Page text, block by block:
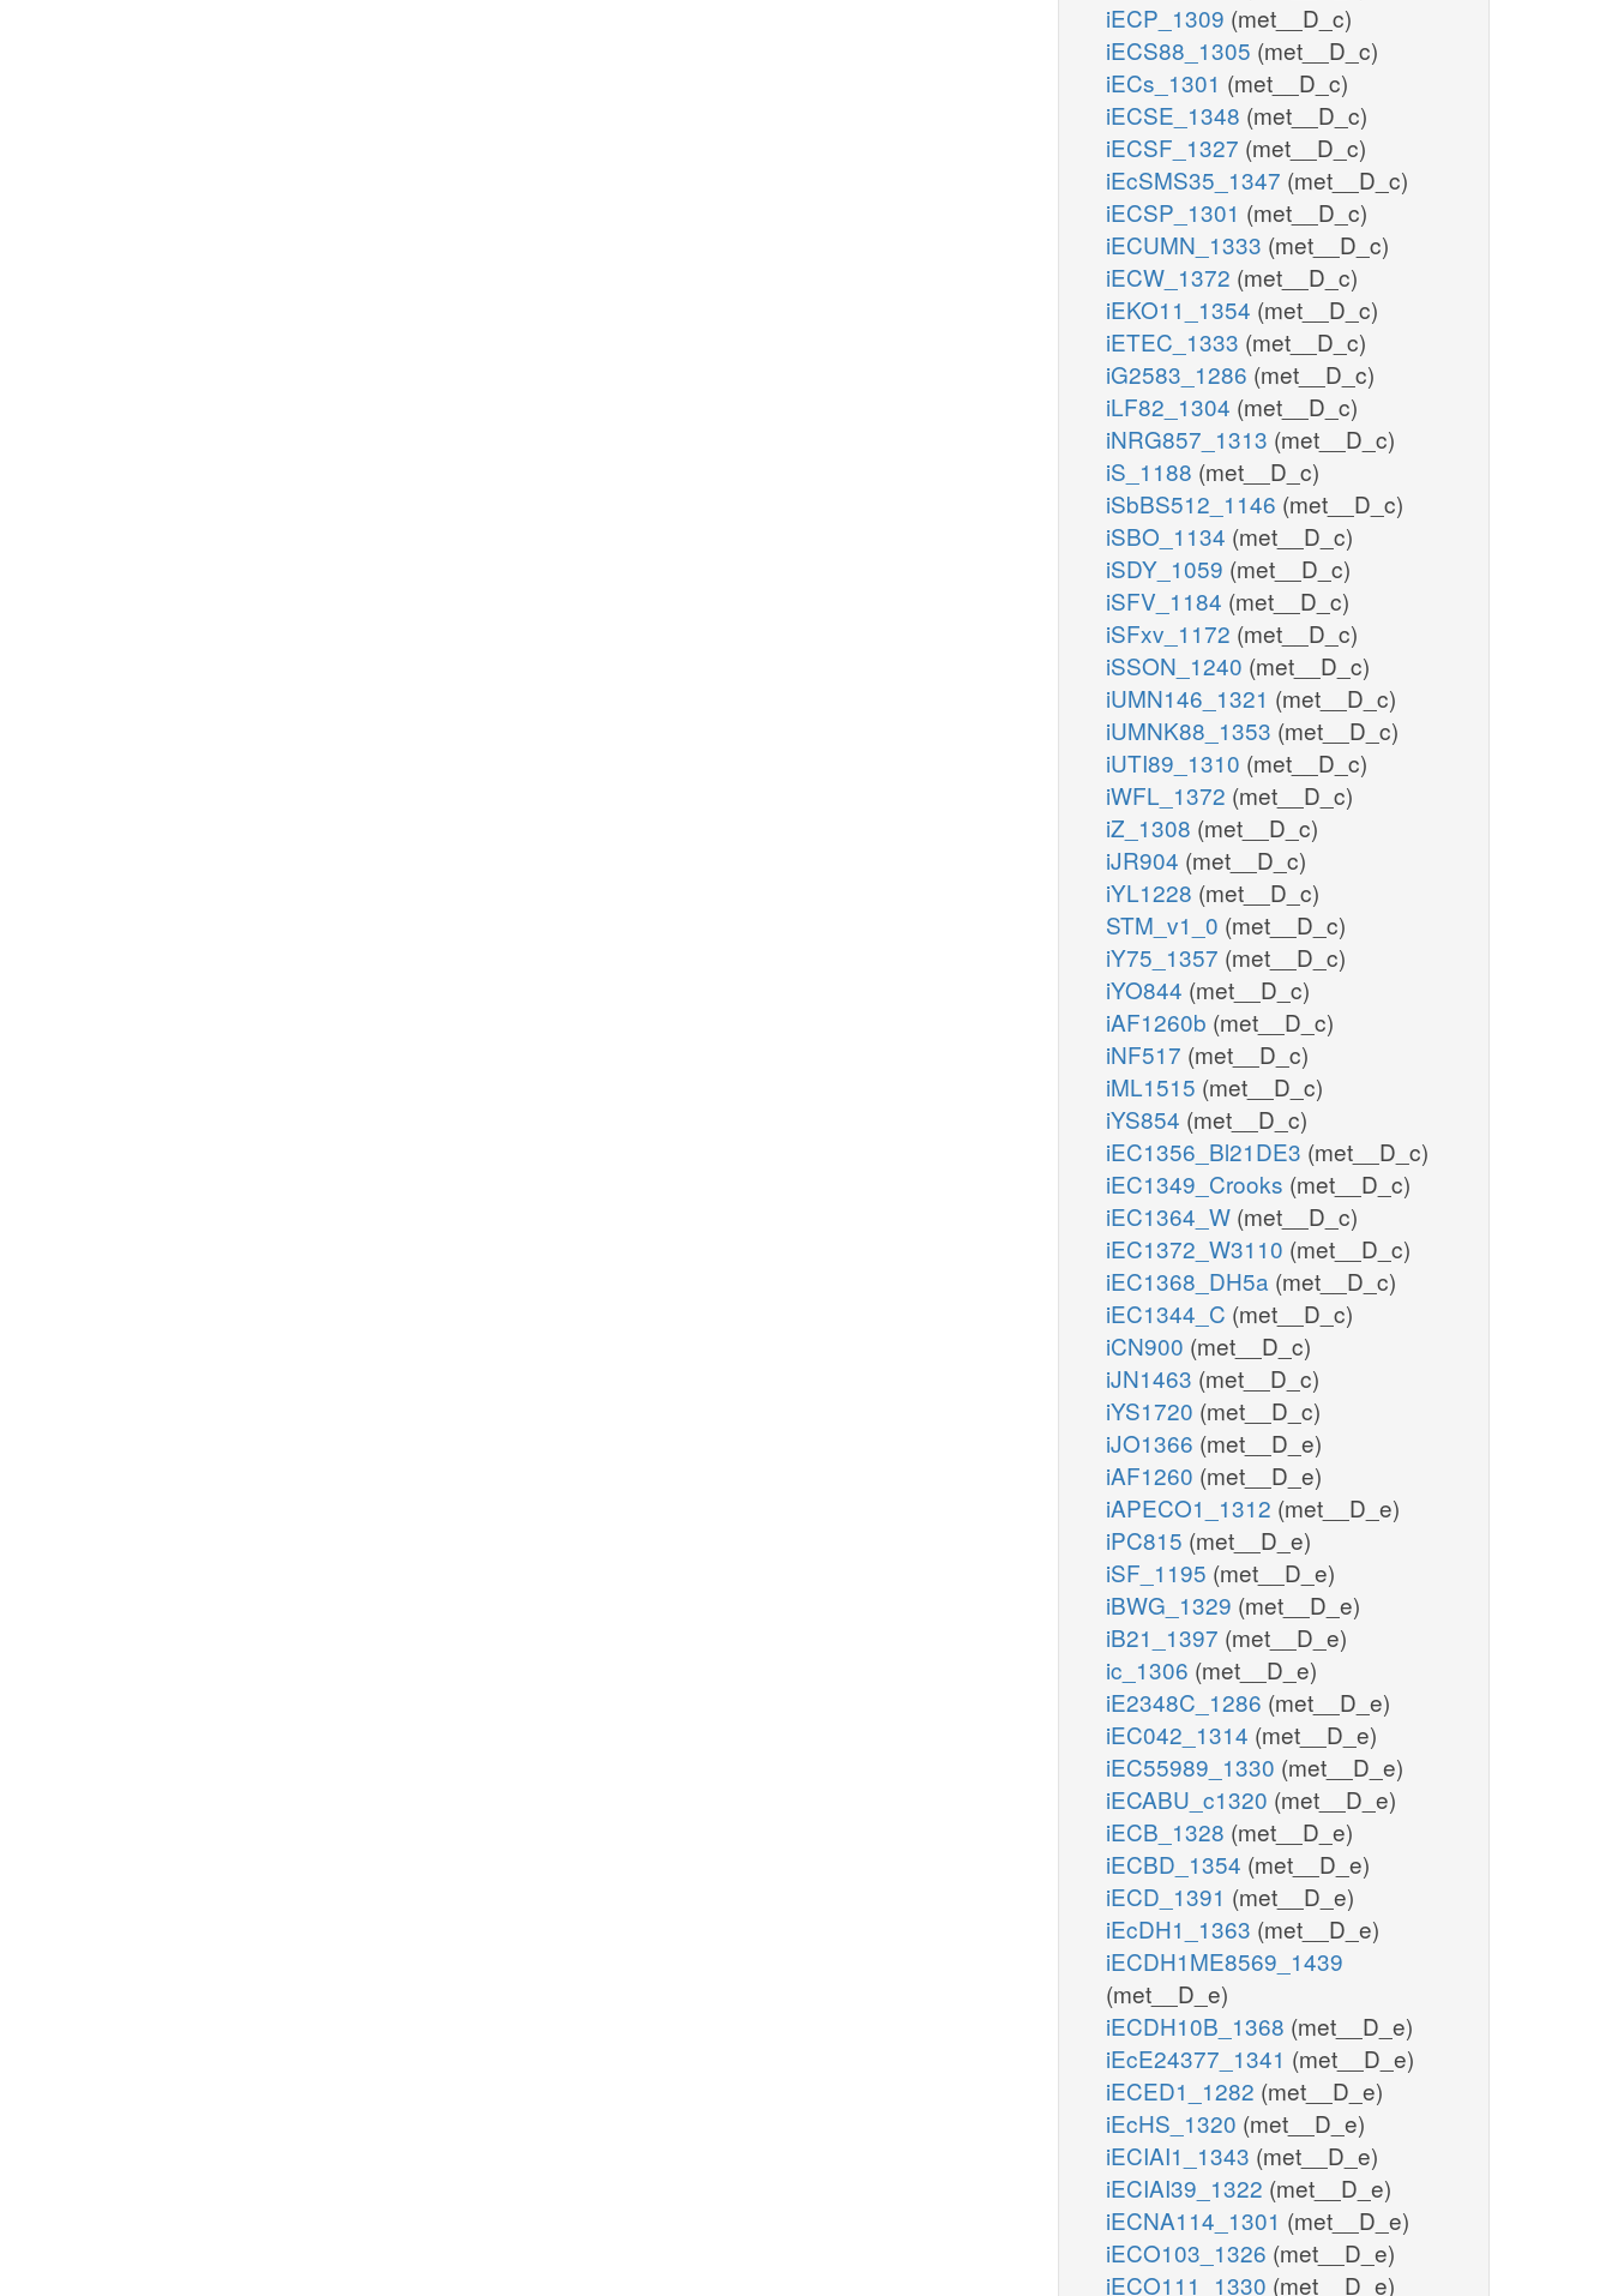
iECP_1309 (met__D_c)
iECS88_1305 (met__D_c)
iECs_1301 (met__D_c)
iECSE_1348 (met__D_c)
iECSF_1327 (met__D_c)
iEcSMS35_1347 (met__D_c)
iECSP_1301 (met__D_c)
iECUMN_1333 (met__D_c)
iECW_1372 (met__D_c)
iEKO11_1354 (met__D_c)
iETEC_1333 (met__D_c)
iG2583_1286 (met__D_c)
iLF82_1304 (met__D_c)
iNRG857_1313 (met__D_c)
iS_1188 (met__D_c)
iSbBS512_1146 (met__D_c)
iSBO_1134 (met__D_c)
iSDY_1059 (met__D_c)
iSFV_1184 (met__D_c)
iSFxv_1172 (met__D_c)
iSSON_1240 (met__D_c)
iUMN146_1321 (met__D_c)
iUMNK88_1353 (met__D_c)
iUTI89_1310 (met__D_c)
iWFL_1372 (met__D_c)
iZ_1308 (met__D_c)
iJR904 (met__D_c)
iYL1228 (met__D_c)
STM_v1_0 (met__D_c)
iY75_1357 (met__D_c)
iYO844 (met__D_c)
iAF1260b (met__D_c)
iNF517 (met__D_c)
iML1515 (met__D_c)
iYS854 (met__D_c)
iEC1356_Bl21DE3 (met__D_c)
iEC1349_Crooks (met__D_c)
iEC1364_W (met__D_c)
iEC1372_W3110 (met__D_c)
iEC1368_DH5a (met__D_c)
iEC1344_C (met__D_c)
iCN900 (met__D_c)
iJN1463 (met__D_c)
iYS1720 (met__D_c)
iJO1366 (met__D_e)
iAF1260 (met__D_e)
iAPECO1_1312 (met__D_e)
iPC815 (met__D_e)
iSF_1195 (met__D_e)
iBWG_1329 (met__D_e)
iB21_1397 (met__D_e)
ic_1306 (met__D_e)
iE2348C_1286 (met__D_e)
iEC042_1314 (met__D_e)
iEC55989_1330 (met__D_e)
iECABU_c1320 (met__D_e)
iECB_1328 (met__D_e)
iECBD_1354 (met__D_e)
iECD_1391 (met__D_e)
iEcDH1_1363 (met__D_e)
iECDH1ME8569_1439
(met__D_e)
iECDH10B_1368 (met__D_e)
iEcE24377_1341 (met__D_e)
iECED1_1282 (met__D_e)
iEcHS_1320 (met__D_e)
iECIAI1_1343 (met__D_e)
iECIAI39_1322 (met__D_e)
iECNA114_1301 (met__D_e)
iECO103_1326 (met__D_e)
iECO111_1330 (met__D_e)